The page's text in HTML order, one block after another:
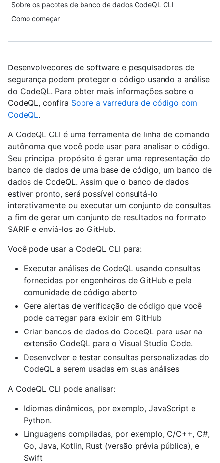
Sobre os pacotes de banco de dados CodeQL CLI
Como começar
Desenvolvedores de software e pesquisadores de
segurança podem proteger o código usando a análise
do CodeQL. Para obter mais informações sobre o
CodeQL, confira Sobre a varredura de código com
CodeQL.
A CodeQL CLI é uma ferramenta de linha de comando
autônoma que você pode usar para analisar o código.
Seu principal propósito é gerar uma representação do
banco de dados de uma base de código, um banco de
dados de CodeQL. Assim que o banco de dados
estiver pronto, será possível consultá-lo
interativamente ou executar um conjunto de consultas
a fim de gerar um conjunto de resultados no formato
SARIF e enviá-los ao GitHub.
Você pode usar a CodeQL CLI para:
Executar análises de CodeQL usando consultas
fornecidas por engenheiros de GitHub e pela
comunidade de código aberto
Gere alertas de verificação de código que você
pode carregar para exibir em GitHub
Criar bancos de dados do CodeQL para usar na
extensão CodeQL para o Visual Studio Code.
Desenvolver e testar consultas personalizadas do
CodeQL a serem usadas em suas análises
A CodeQL CLI pode analisar:
Idiomas dinâmicos, por exemplo, JavaScript e
Python.
Linguagens compiladas, por exemplo, C/C++, C#,
Go, Java, Kotlin, Rust (versão prévia pública), e
Swift